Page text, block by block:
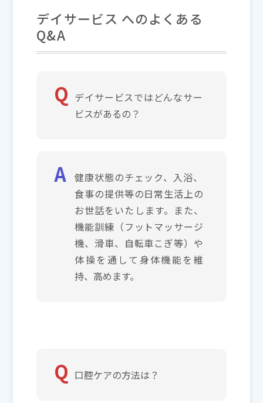
デイサービス へのよくある
Q&A
デイサービスではどんなサー
ビスがあるの？
健康状態のチェック、入浴、
食事の提供等の日常生活上の
お世話をいたします。また、
機能訓練（フットマッサージ
機、滑車、自転車こぎ等）や
体操を通して身体機能を維
持、高めます。
口腔ケアの方法は？